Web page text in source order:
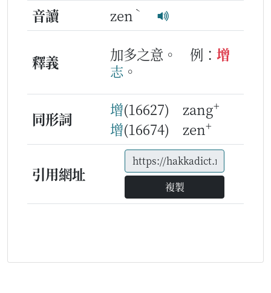
音讀 zen ˋ
釋義 加多之意。 例： 增
志 。
同形詞 增(16627) zang+
增(16674) zen+
引用網址
複製